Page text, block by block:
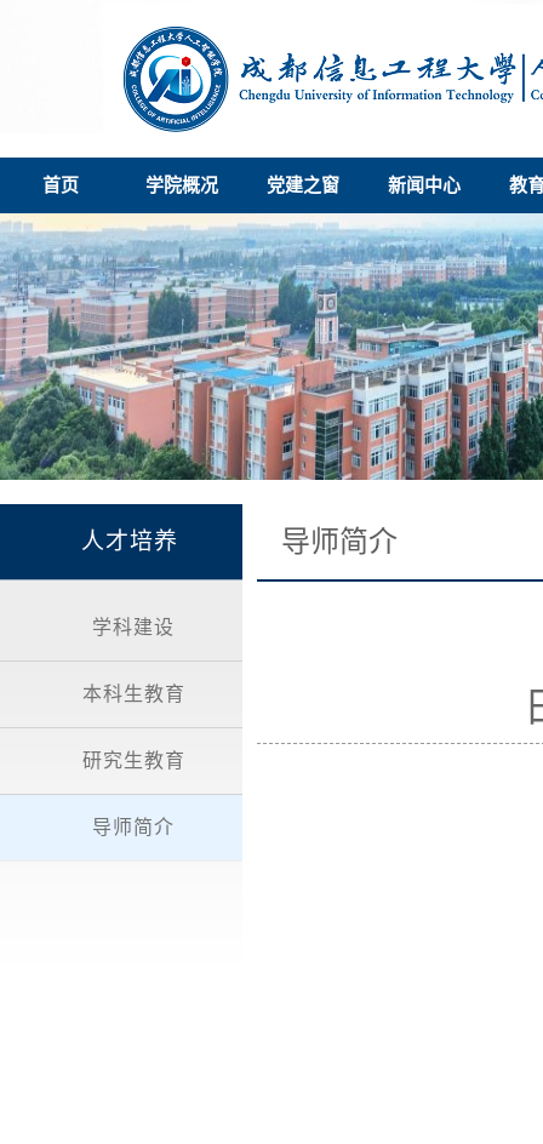
首页 学院概况 党建之窗 新闻中心 教
人才培养
学科建设
本科生教育
研究生教育
导师简介
导师简介